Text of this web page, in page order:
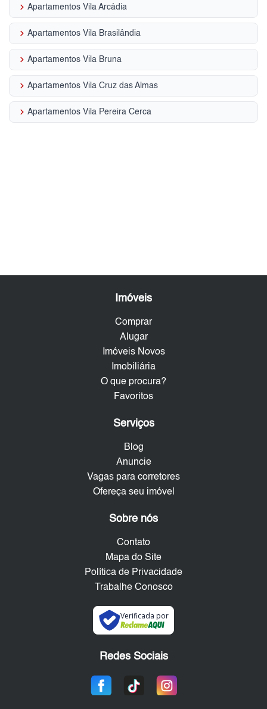
keyboard_arrow_right Apartamentos Vila Arcádia
keyboard_arrow_right Apartamentos Vila Brasilândia
keyboard_arrow_right Apartamentos Vila Bruna
keyboard_arrow_right Apartamentos Vila Cruz das Almas
keyboard_arrow_right Apartamentos Vila Pereira Cerca
Imóveis
Comprar
Alugar
Imóveis Novos
Imobiliária
O que procura?
Favoritos
Serviços
Blog
Anuncie
Vagas para corretores
Ofereça seu imóvel
Sobre nós
Contato
Mapa do Site
Política de Privacidade
Trabalhe Conosco
Verificada por
Redes Sociais